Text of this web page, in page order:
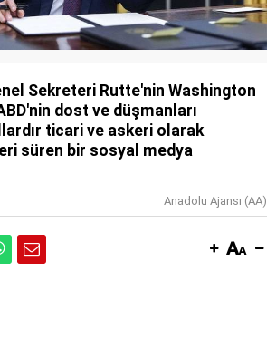
Sekreteri Rutte'nin Washington
dost ve düşmanları
ticari ve askeri olarak
süren bir sosyal medya
Anadolu Ajansı (AA)